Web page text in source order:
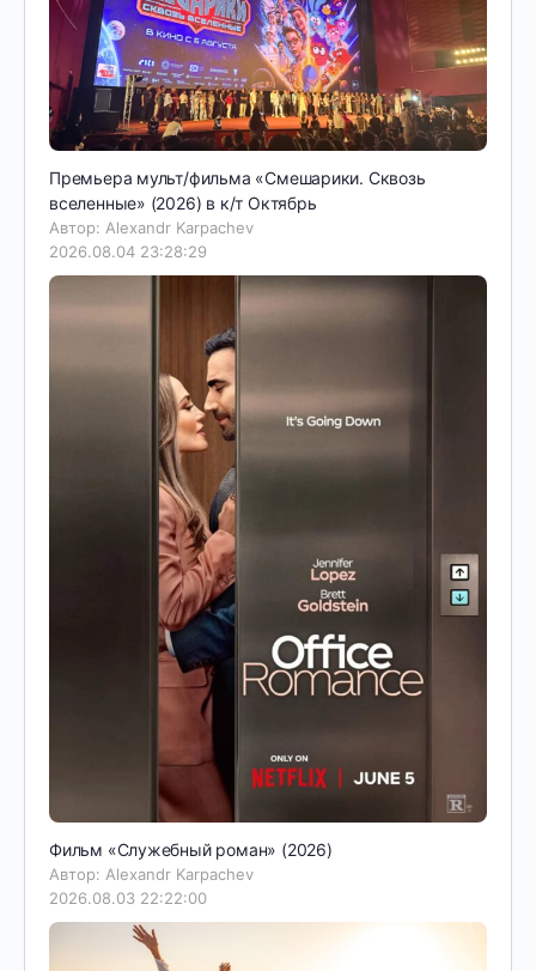
Премьера мульт/фильма «Смешарики. Сквозь
вселенные» (2026) в к/т Октябрь
Автор: Alexandr Karpachev
2026.08.04 23:28:29
Фильм «Служебный роман» (2026)
Автор: Alexandr Karpachev
2026.08.03 22:22:00